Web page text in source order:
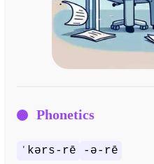
Phonetics
ˈkərs-rē -ə-rē